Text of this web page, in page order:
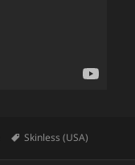
Mots-
Skinless (USA)